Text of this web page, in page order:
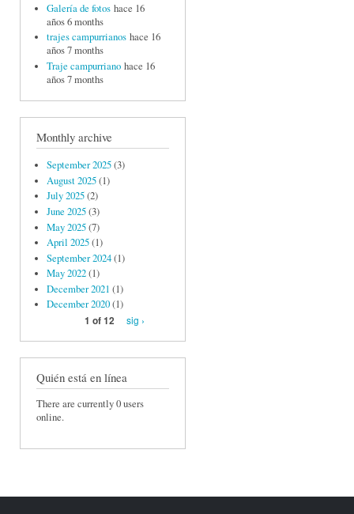
Galería de fotos hace 16
años 6 months
trajes campurrianos hace 16
años 7 months
Traje campurriano hace 16
años 7 months
Monthly archive
September 2025(3)
August 2025(1)
July 2025(2)
June 2025(3)
May 2025(7)
April 2025(1)
September 2024(1)
May 2022(1)
December 2021 (1)
December 2020(1)
1 of 12
sig ›
Quién está en línea
There are currently 0 users
online.